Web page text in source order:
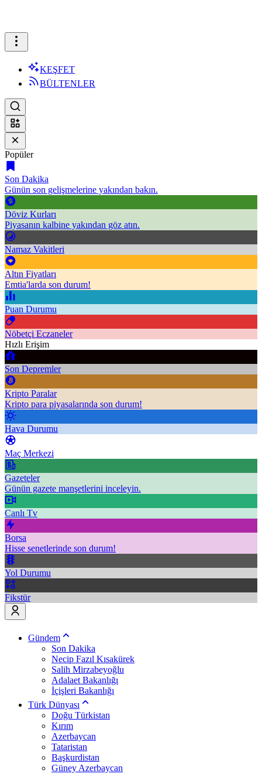
KEŞFET
BÜLTENLER
Popüler
Son Dakika
Günün son gelişmelerine yakından bakın.
Döviz Kurları
Piyasanın kalbine yakından göz atın.
Namaz Vakitleri
Altın Fiyatları
Emtia'larda son durum!
Puan Durumu
Nöbetçi Eczaneler
Hızlı Erişim
Son Depremler
Kripto Paralar
Kripto para piyasalarında son durum!
Hava Durumu
Maç Merkezi
Gazeteler
Günün gazete manşetlerini inceleyin.
Canlı Tv
Borsa
Hisse senetlerinde son durum!
Yol Durumu
Fikstür
Gündem
Son Dakika
Necip Fazıl Kısakürek
Salih Mirzabeyoğlu
Adalaet Bakanlığı
İçişleri Bakanlığı
Türk Dünyası
Doğu Türkistan
Kırım
Azerbaycan
Tataristan
Başkurdistan
Güney Azerbaycan